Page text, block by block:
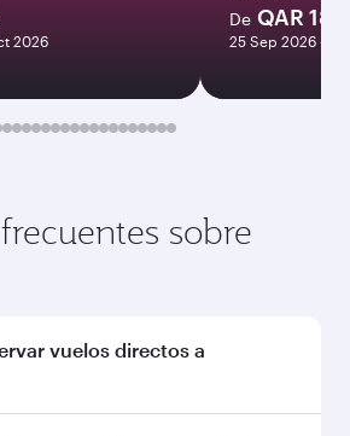
2026
De QAR
25 Sep 2026 -
sobre
vuelos directos a